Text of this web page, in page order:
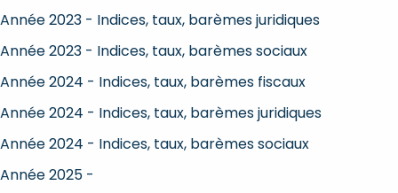
Année 2023 - Indices, taux, barèmes juridiques
Année 2023 - Indices, taux, barèmes sociaux
Année 2024 - Indices, taux, barèmes fiscaux
Année 2024 - Indices, taux, barèmes juridiques
Année 2024 - Indices, taux, barèmes sociaux
Année 2025 -